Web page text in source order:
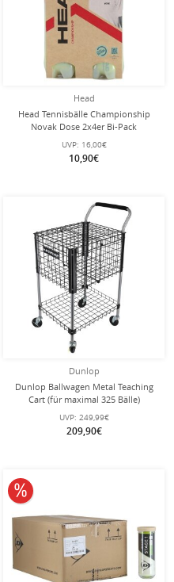
Head
Head Tennisbälle Championship
Novak Dose 2x4er Bi-Pack
UVP: 16,00€
10,90€
Dunlop
Dunlop Ballwagen Metal Teaching
Cart (für maximal 325 Bälle)
UVP: 249,99€
209,90€
10% reduziert